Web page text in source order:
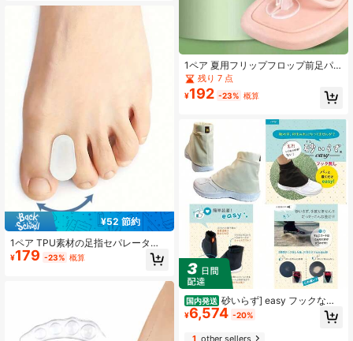
白ヒールに適用、冬のプレゼントに
¥52 節約
1ペア TPU素材の足指セパレータ
ー、快適 柔らかく伸縮性のある足指
仕切り、滑り止め&無臭、あらゆる種
¥179 -23% 概算
1ペア 夏用フリップフロップ前足パ
ッド、GELハーフサイズインソー
ル、ユニセックス前足クッション、
滑り止め耐摩耗防水フォームライニ
残り 7 点
¥192 -23% 概算
国内発送 砂いらず] easy フックなし
★砂よけ 靴カバー テニス 砂よけカ
バー オムニコート トレッキング 登
山 ガーデニング 日本製 ゴルフ
¥6,574 -20%
1other sellers